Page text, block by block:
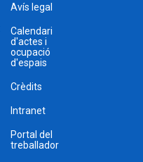
Avís legal
Calendari
d'actes i
ocupació
d'espais
Crèdits
Intranet
Portal del
treballador